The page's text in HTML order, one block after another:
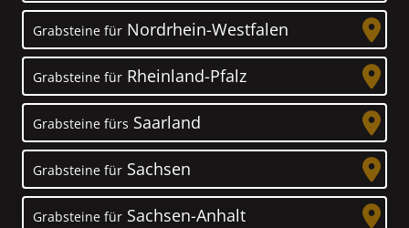
Grabsteine für Nordrhein-Westfalen
Grabsteine für Rheinland-Pfalz
Grabsteine fürs Saarland
Grabsteine für Sachsen
Grabsteine für Sachsen-Anhalt